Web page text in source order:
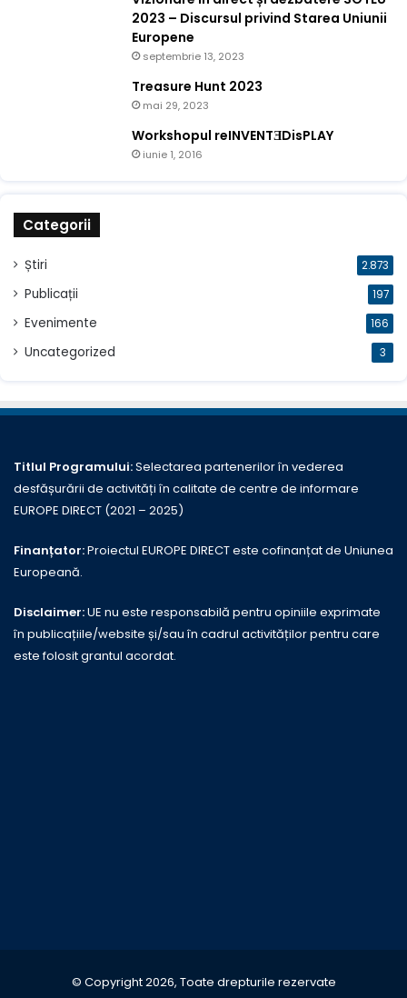
2023 – Discursul privind Starea Uniunii
Europene
septembrie 13, 2023
Treasure Hunt 2023
mai 29, 2023
Workshopul reINVENTƎDisPLAY
iunie 1, 2016
Categorii
Știri 2.873
Publicații 197
Evenimente 166
Uncategorized 3
Titlul Programului:Selectarea partenerilor în vederea
desfășurării de activități în calitate de centre de informare
EUROPE DIRECT (2021 – 2025)
Finanțator:Proiectul EUROPE DIRECT este cofinanțat de Uniunea
Europeană.
Disclaimer:UE nu este responsabilă pentru opiniile exprimate
în publicațiile/website și/sau în cadrul activităților pentru care
este folosit grantul acordat.
© Copyright 2026, Toate drepturile rezervate